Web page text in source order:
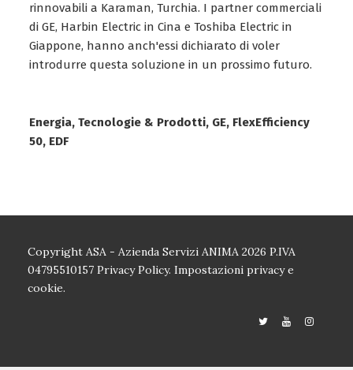
rinnovabili a Karaman, Turchia. I partner commerciali
di GE, Harbin Electric in Cina e Toshiba Electric in
Giappone, hanno anch'essi dichiarato di voler
introdurre questa soluzione in un prossimo futuro.
Energia, Tecnologie & Prodotti, GE, FlexEfficiency
50, EDF
Copyright ASA - Azienda Servizi ANIMA 2026 P.IVA
04795510157 Privacy Policy. Impostazioni privacy e
cookie.